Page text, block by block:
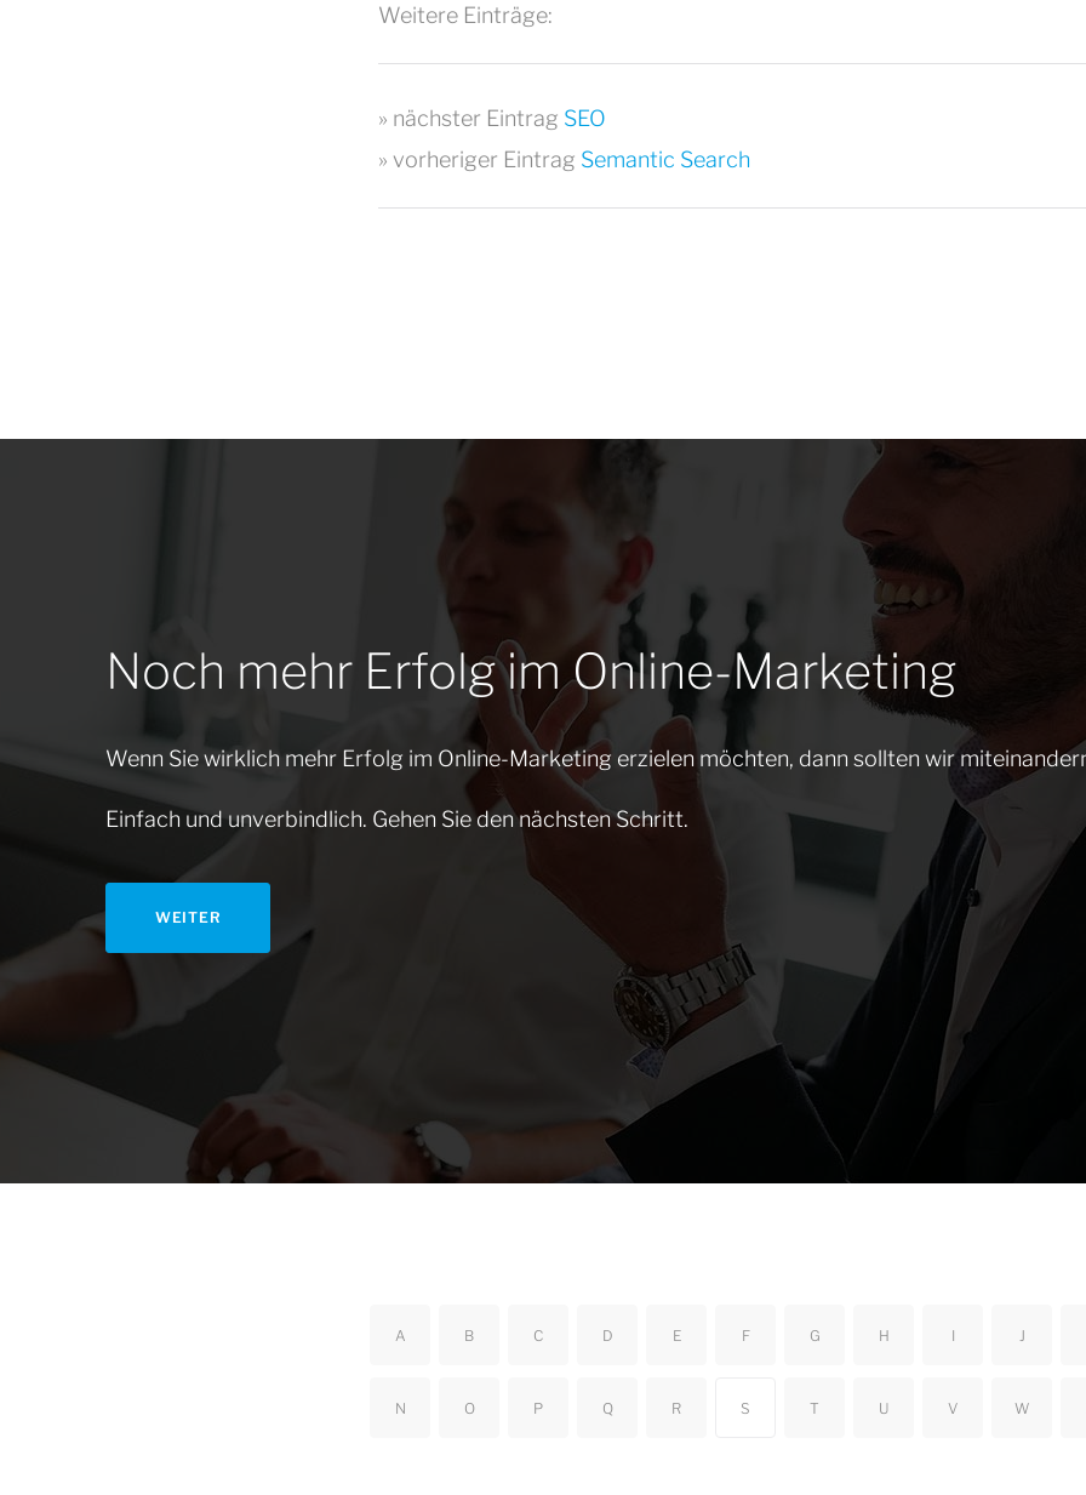
Weitere Einträge:
» nächster Eintrag SEO
» vorheriger Eintrag Semantic Search
Noch mehr Erfolg im Online-Marketing
Wenn Sie wirklich mehr Erfolg im Online-Marketing erzielen möchten, dann sollten wir
Einfach und unverbindlich. Gehen Sie den nächsten Schritt.
WEITER
A B C D E F G H I J
N O P Q R S T U V W